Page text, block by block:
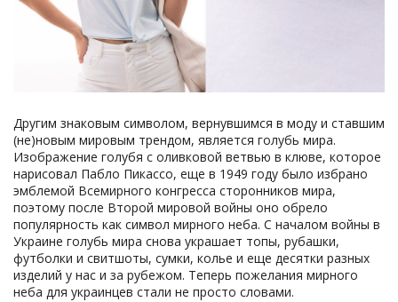
Другим знаковым символом, вернувшимся в моду и ставшим
(не)новым мировым трендом, является голубь мира.
Изображение голубя с оливковой ветвью в клюве, которое
нарисовал Пабло Пикассо, еще в 1949 году было избрано
эмблемой Всемирного конгресса сторонников мира,
поэтому после Второй мировой войны оно обрело
популярность как символ мирного неба. С началом войны в
Украине голубь мира снова украшает топы, рубашки,
футболки и свитшоты, сумки, колье и еще десятки разных
изделий у нас и за рубежом. Теперь пожелания мирного
неба для украинцев стали не просто словами.